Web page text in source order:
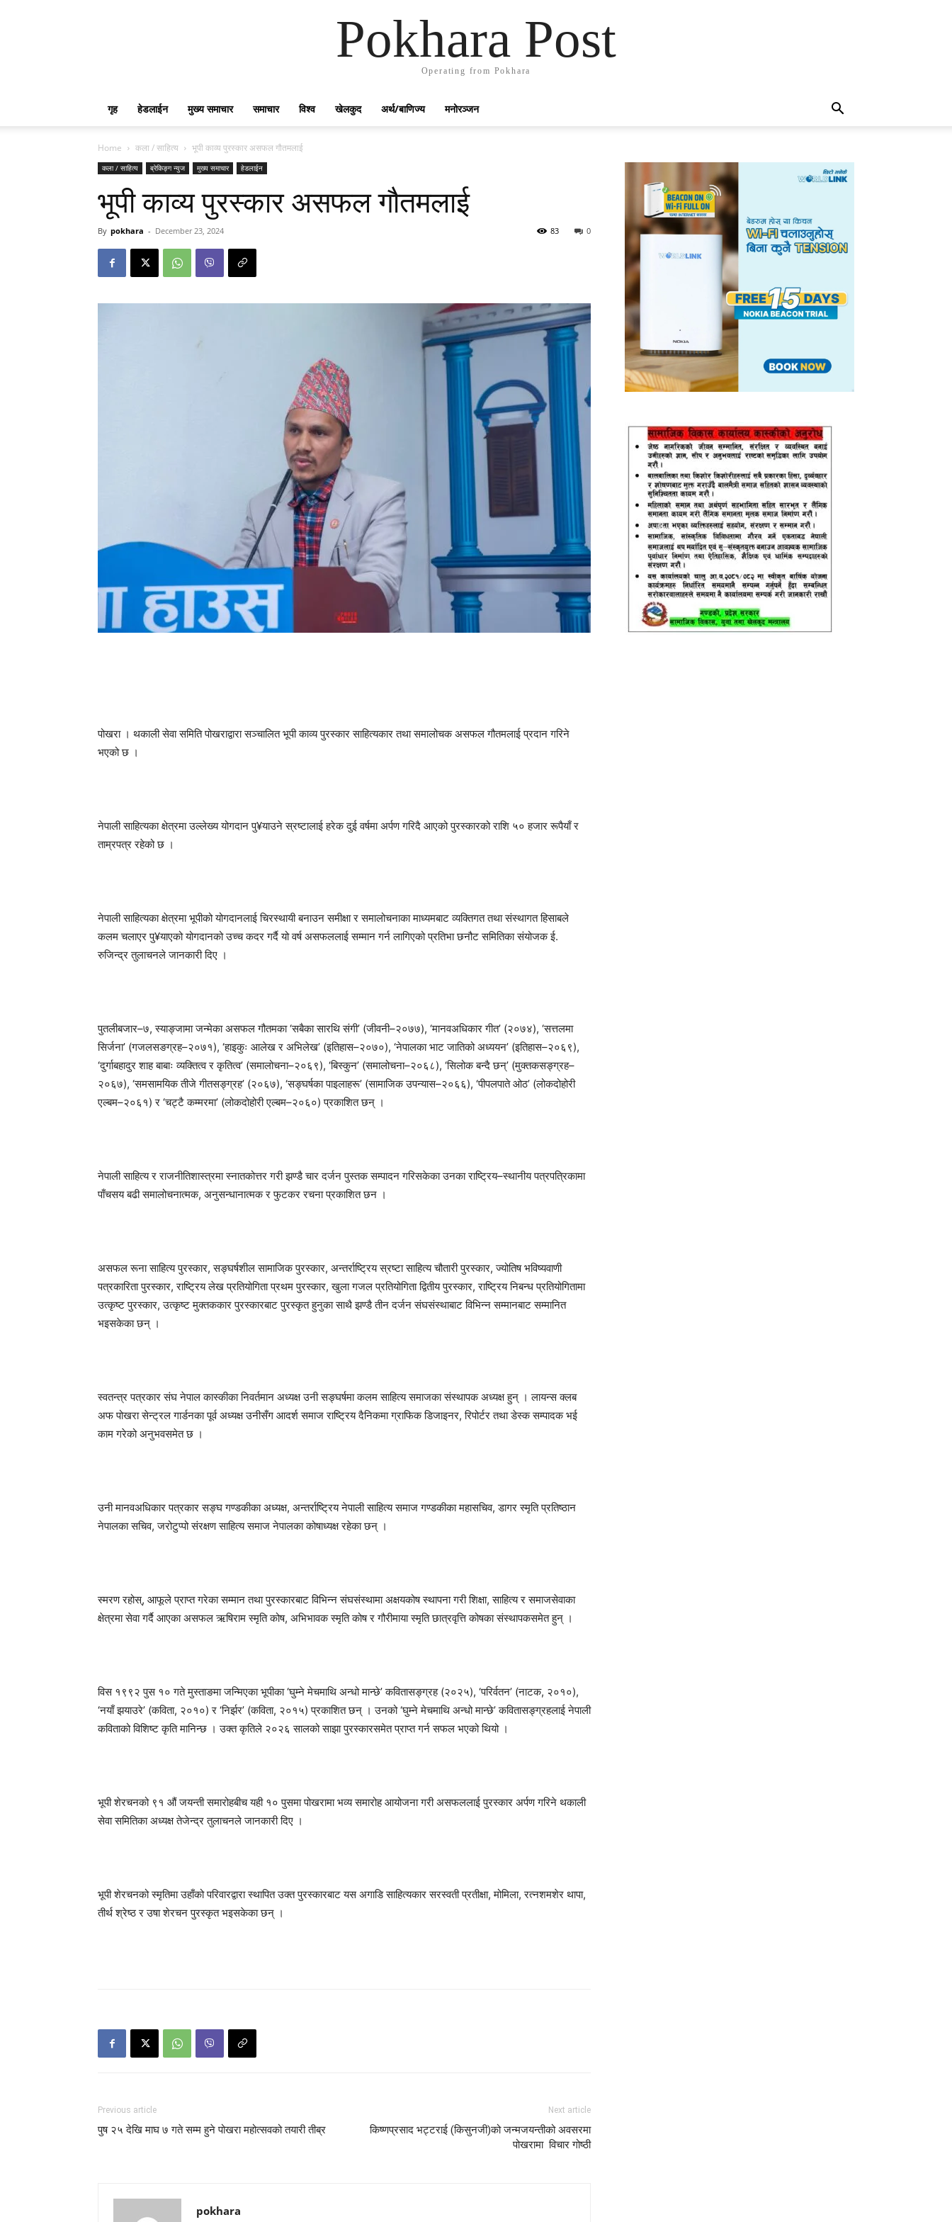
Pokhara Post
Operating from Pokhara
गृह हेडलाईन मुख्य समाचार समाचार विश्व खेलकुद अर्थ/बाणिज्य मनोरञ्जन
Home कला / साहित्य भूपी काव्य पुरस्कार असफल गौतमलाई
कला / साहित्य ब्रेकिङ्ग न्युज मुख्य समाचार हेडलाईन
भूपी काव्य पुरस्कार असफल गौतमलाई
By pokhara - December 23, 2024 0
83
पोखरा । थकाली सेवा समिति पोखराद्वारा सञ्चालित भूपी काव्य पुरस्कार साहित्यकार तथा समालोचक असफल गौतमलाई प्रदान गरिने
भएको छ ।
नेपाली साहित्यका क्षेत्रमा उल्लेख्य योगदान पु¥याउने स्रष्टालाई हरेक दुई वर्षमा अर्पण गरिदै आएको पुरस्कारको राशि ५० हजार रूपैयाँ र
ताम्रपत्र रहेको छ ।
नेपाली साहित्यका क्षेत्रमा भूपीको योगदानलाई चिरस्थायी बनाउन समीक्षा र समालोचनाका माध्यमबाट व्यक्तिगत तथा संस्थागत हिसाबले
कलम चलाएर पु¥याएको योगदानको उच्च कदर गर्दै यो वर्ष असफललाई सम्मान गर्न लागिएको प्रतिभा छनौट समितिका संयोजक ई.
रुजिन्द्र तुलाचनले जानकारी दिए ।
पुतलीबजार–७, स्याङ्जामा जन्मेका असफल गौतमका ‘सबैका सारथि संगी’ (जीवनी–२०७७), ‘मानवअधिकार गीत’ (२०७४), ‘सत्तलमा
सिर्जना’ (गजलसङग्रह–२०७१), ‘हाइकुः आलेख र अभिलेख’ (इतिहास–२०७०), ‘नेपालका भाट जातिको अध्ययन’ (इतिहास–२०६९),
‘दुर्गाबहादुर शाह बाबाः व्यक्तित्व र कृतित्व’ (समालोचना–२०६९), ‘बिस्कुन’ (समालोचना–२०६८), ‘सिलोक बन्दै छन्’ (मुक्तकसङ्ग्रह–
२०६७), ‘समसामयिक तीजे गीतसङ्ग्रह’ (२०६७), ‘सङ्घर्षका पाइलाहरू’ (सामाजिक उपन्यास–२०६६), ‘पीपलपाते ओठ’ (लोकदोहोरी
एल्बम–२०६१) र ‘चट्टै कम्मरमा’ (लोकदोहोरी एल्बम–२०६०) प्रकाशित छन् ।
नेपाली साहित्य र राजनीतिशास्त्रमा स्नातकोत्तर गरी झण्डै चार दर्जन पुस्तक सम्पादन गरिसकेका उनका राष्ट्रिय–स्थानीय पत्रपत्रिकामा
पाँचसय बढी समालोचनात्मक, अनुसन्धानात्मक र फुटकर रचना प्रकाशित छन ।
असफल रूना साहित्य पुरस्कार, सङ्घर्षशील सामाजिक पुरस्कार, अन्तर्राष्ट्रिय स्रष्टा साहित्य चौतारी पुरस्कार, ज्योतिष भविष्यवाणी
पत्रकारिता पुरस्कार, राष्ट्रिय लेख प्रतियोगिता प्रथम पुरस्कार, खुला गजल प्रतियोगिता द्वितीय पुरस्कार, राष्ट्रिय निबन्ध प्रतियोगितामा
उत्कृष्ट पुरस्कार, उत्कृष्ट मुक्तककार पुरस्कारबाट पुरस्कृत हुनुका साथै झण्डै तीन दर्जन संघसंस्थाबाट विभिन्न सम्मानबाट सम्मानित
भइसकेका छन् ।
स्वतन्त्र पत्रकार संघ नेपाल कास्कीका निवर्तमान अध्यक्ष उनी सङ्घर्षमा कलम साहित्य समाजका संस्थापक अध्यक्ष हुन् । लायन्स क्लब
अफ पोखरा सेन्ट्रल गार्डनका पूर्व अध्यक्ष उनीसँग आदर्श समाज राष्ट्रिय दैनिकमा ग्राफिक डिजाइनर, रिपोर्टर तथा डेस्क सम्पादक भई
काम गरेको अनुभवसमेत छ ।
उनी मानवअधिकार पत्रकार सङ्घ गण्डकीका अध्यक्ष, अन्तर्राष्ट्रिय नेपाली साहित्य समाज गण्डकीका महासचिव, डागर स्मृति प्रतिष्ठान
नेपालका सचिव, जरोटुप्पो संरक्षण साहित्य समाज नेपालका कोषाध्यक्ष रहेका छन् ।
स्मरण रहोस्, आफूले प्राप्त गरेका सम्मान तथा पुरस्कारबाट विभिन्न संघसंस्थामा अक्षयकोष स्थापना गरी शिक्षा, साहित्य र समाजसेवाका
क्षेत्रमा सेवा गर्दै आएका असफल ऋषिराम स्मृति कोष, अभिभावक स्मृति कोष र गौरीमाया स्मृति छात्रवृत्ति कोषका संस्थापकसमेत हुन् ।
विस १९९२ पुस १० गते मुस्ताङमा जन्मिएका भूपीका ‘घुम्ने मेचमाथि अन्धो मान्छे’ कवितासङ्ग्रह (२०२५), ‘परिर्वतन’ (नाटक, २०१०),
‘नयाँ झयाउरे’ (कविता, २०१०) र ‘निर्झर’ (कविता, २०१५) प्रकाशित छन् । उनको ‘घुम्ने मेचमाथि अन्धो मान्छे’ कवितासङ्ग्रहलाई नेपाली
कविताको विशिष्ट कृति मानिन्छ । उक्त कृतिले २०२६ सालको साझा पुरस्कारसमेत प्राप्त गर्न सफल भएको थियो ।
भूपी शेरचनको ९१ औं जयन्ती समारोहबीच यही १० पुसमा पोखरामा भव्य समारोह आयोजना गरी असफललाई पुरस्कार अर्पण गरिने थकाली
सेवा समितिका अध्यक्ष तेजेन्द्र तुलाचनले जानकारी दिए ।
भूपी शेरचनको स्मृतिमा उहाँको परिवारद्वारा स्थापित उक्त पुरस्कारबाट यस अगाडि साहित्यकार सरस्वती प्रतीक्षा, मोमिला, रत्नशमशेर थापा,
तीर्थ श्रेष्ठ र उषा शेरचन पुरस्कृत भइसकेका छन् ।
Previous article
पुष २५ देखि माघ ७ गते सम्म हुने पोखरा महोत्सवको तयारी तीब्र
Next article
किष्णप्रसाद भट्टराई (किसुनजी)को जन्मजयन्तीको अवसरमा
पोखरामा विचार गोष्ठी
pokhara